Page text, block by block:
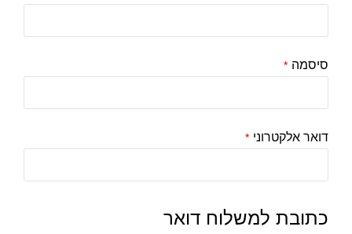
סיסמה *
דואר אלקטרוני *
כתובת למשלוח דואר